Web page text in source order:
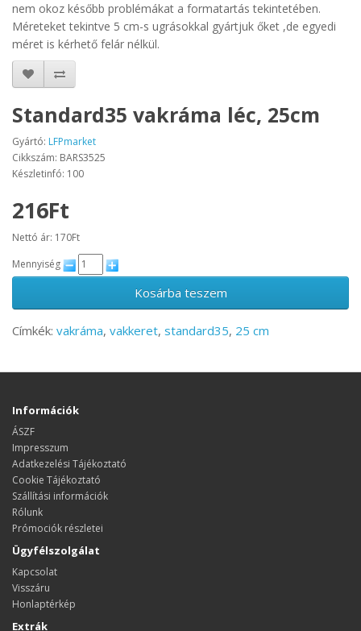
nem okoz később problémákat a formatartás tekintetében.
Méreteket tekintve 5 cm-s ugrásokkal gyártjuk őket ,de egyedi
méret is kérhető felár nélkül.
Standard35 vakráma léc, 25cm
Gyártó: LFPmarket
Cikkszám: BARS3525
Készletinfó: 100
216Ft
Nettó ár: 170Ft
Mennyiség
Kosárba teszem
Címkék: vakráma, vakkeret, standard35, 25 cm
Információk
ÁSZF
Impresszum
Adatkezelési Tájékoztató
Cookie Tájékoztató
Szállítási információk
Rólunk
Prómociók részletei
Ügyfélszolgálat
Kapcsolat
Visszáru
Honlaptérkép
Extrák